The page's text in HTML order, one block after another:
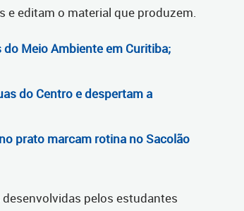
e editam o material que produzem.
Meio Ambiente em Curitiba;
do Centro e despertam a
prato marcam rotina no Sacolão
pelos estudantes